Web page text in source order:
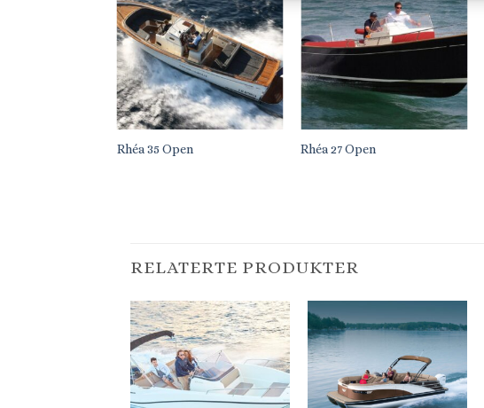
Rhéa 35 Open Rhéa 27 Open
RELATERTE PRODUKTER